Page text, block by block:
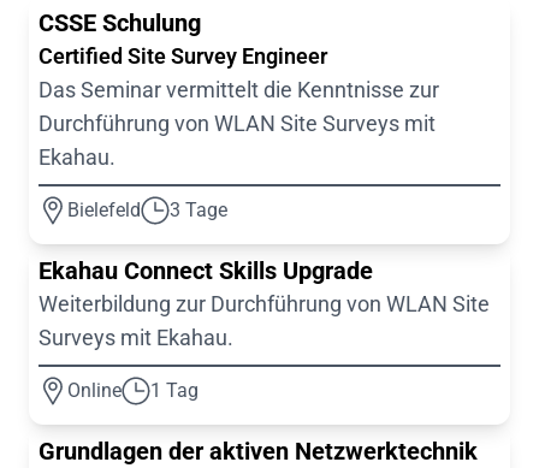
CSSE Schulung
Certified Site Survey Engineer
Das Seminar vermittelt die Kenntnisse zur
Durchführung von WLAN Site Surveys mit
Ekahau.
Bielefeld 3 Tage
Ekahau Connect Skills Upgrade
Weiterbildung zur Durchführung von WLAN Site
Surveys mit Ekahau.
Online 1 Tag
Grundlagen der aktiven Netzwerktechnik